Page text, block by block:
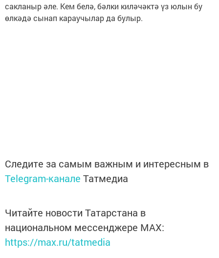
сакланыр әле. Кем белә, бәлки киләчәктә үз юлын бу
өлкәдә сынап караучылар да булыр.
Следите за самым важным и интересным в
Telegram-канале Татмедиа
Читайте новости Татарстана в
национальном мессенджере MАХ:
https://max.ru/tatmedia